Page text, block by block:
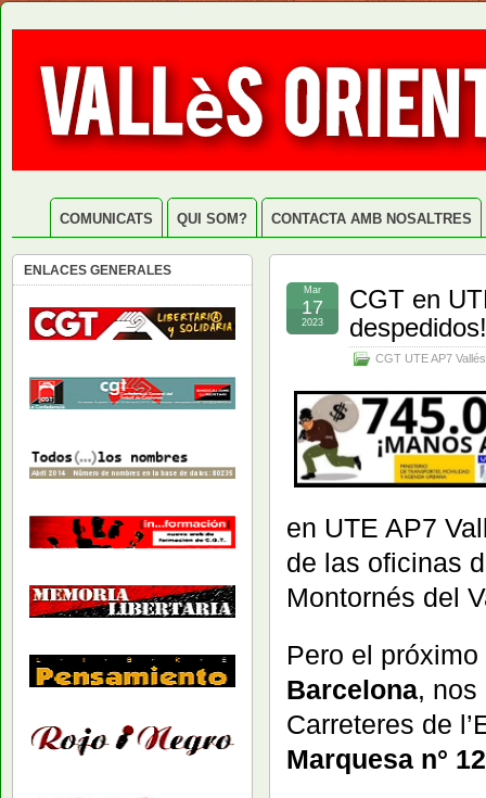
COMUNICATS QUI SOM? CONTACTA AMB NOSALTRES
CGT en
CGT UTE AP7 Vallés
Mar
17
2023
en UTE AP7
de las oficinas
Montornés del
Pero el
Barcelona, nos
Carreteres de
Marquesa n° 12
ENLACES GENERALES